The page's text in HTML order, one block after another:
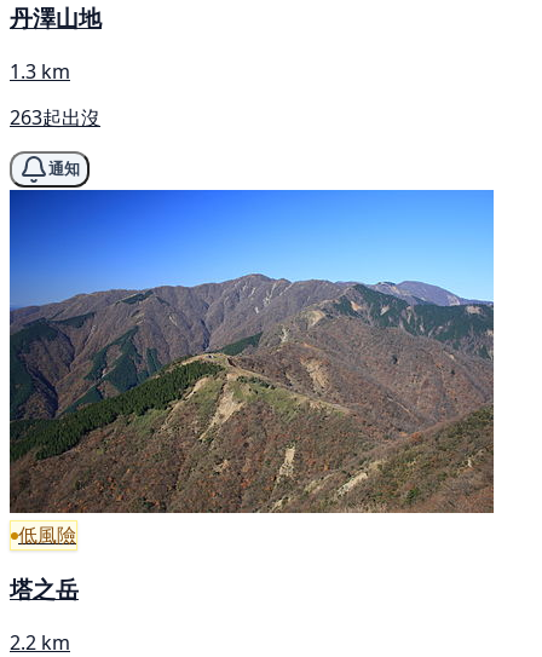
丹澤山地
1.3 km
263起出沒
通知
低風險
塔之岳
2.2 km